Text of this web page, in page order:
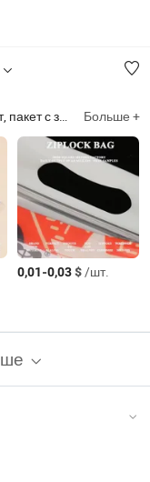
молнии, пластиковый пакет с бегунком Больше +
0,01-0,03$/шт.